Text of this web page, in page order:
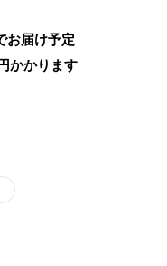
お届け予定
円かかります